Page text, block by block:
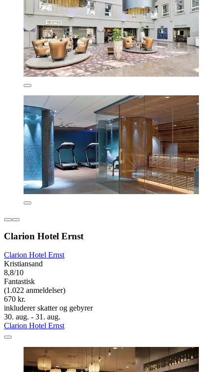
Clarion Hotel Ernst
Clarion Hotel Ernst
Kristiansand
8,8/10
Fantastisk
(1.022 anmeldelser)
670 kr.
inkluderer skatter og gebyrer
30. aug. - 31. aug.
Clarion Hotel Ernst